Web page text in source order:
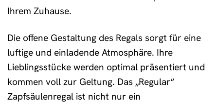
Ihrem Zuhause.
Die offene Gestaltung des Regals sorgt für eine
luftige und einladende Atmosphäre. Ihre
Lieblingsstücke werden optimal präsentiert und
kommen voll zur Geltung. Das „Regular“
Zapfsäulenregal ist nicht nur ein